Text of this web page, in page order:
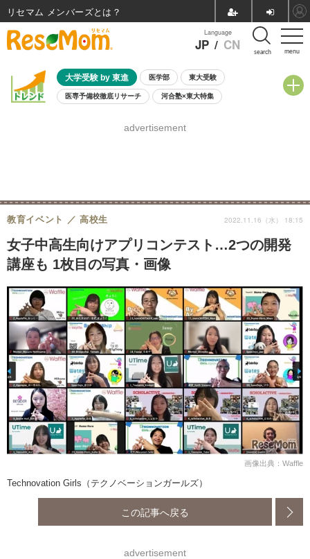
menu
Language
JP / CN search
大学受験 by 東進 医学部 東大受験
医専予備校徹底リサーチ 河合塾×東大特集
8月開催学校説明会・相談会
advertisement
女子中高生向けアプリコンテスト…2つの開発
講座も 1枚目の写真・画像
教育イベント 高校生 2022.11.16（水） 18:15
画像出典：Waffle
Technovation Girls（テクノベーションガールズ）
この記事へ戻る
advertisement
リセマム メンバーズ